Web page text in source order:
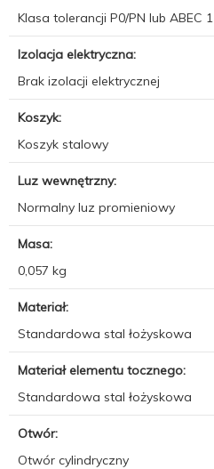
Klasa tolerancji P0/PN lub ABEC 1
Izolacja elektryczna:
Brak izolacji elektrycznej
Koszyk:
Koszyk stalowy
Luz wewnętrzny:
Normalny luz promieniowy
Masa:
0,057 kg
Materiał:
Standardowa stal łożyskowa
Materiał elementu tocznego:
Standardowa stal łożyskowa
Otwór:
Otwór cylindryczny